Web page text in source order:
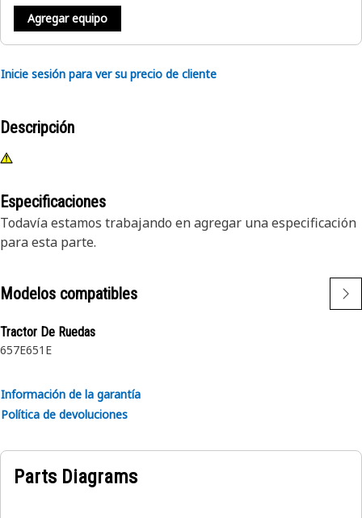
Agregar equipo
Inicie sesión para ver su precio de cliente
Descripción
Especificaciones
Todavía estamos trabajando en agregar una especificación
para esta parte.
Modelos compatibles
Tractor De Ruedas
657E651E
Información de la garantía
Política de devoluciones
Parts Diagrams